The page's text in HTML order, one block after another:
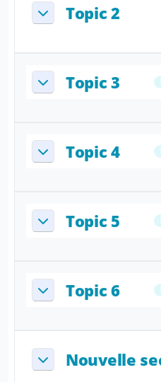
ReplierTopic 2
ReplierTopic 3
ReplierTopic 4
ReplierTopic 5
ReplierTopic 6
ReplierNouvelle